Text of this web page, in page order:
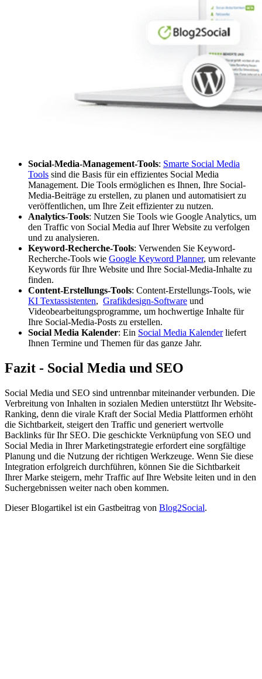
Social-Media-Management-Tools: Smarte Social Media
Tools sind die Basis für ein effizientes Social Media
Management. Die Tools ermöglichen es Ihnen, Ihre Social-
Media-Beiträge zu erstellen, zu planen und automatisiert zu
veröffentlichen, um Ihre Zeit effizienter zu nutzen.
Analytics-Tools: Nutzen Sie Tools wie Google Analytics, um
den Traffic von Social Media auf Ihrer Website zu verfolgen
und zu analysieren.
Keyword-Recherche-Tools: Verwenden Sie Keyword-
Recherche-Tools wie Google Keyword Planner, um relevante
Keywords für Ihre Website und Ihre Social-Media-Inhalte zu
finden.
Content-Erstellungs-Tools: Content-Erstellungs-Tools, wie
KI Textassistenten, Grafikdesign-Software und
Videobearbeitungsprogramme, um hochwertige Inhalte für
Ihre Social-Media-Posts zu erstellen.
Social Media Kalender: Ein Social Media Kalenderliefert
Ihnen Termine und Themen für das ganze Jahr.
Fazit - Social Media und SEO
Social Media und SEO sind untrennbar miteinander verbunden. Die
Verbreitung von Inhalten in sozialen Medien unterstützt Ihr Website-
Ranking, denn die virale Kraft der Social Media Plattformen erhöht
die Sichtbarkeit, steigert den Traffic und generiert wertvolle
Backlinks für Ihr SEO. Die geschickte Verknüpfung von SEO und
Social Media in Ihrer Marketingstrategie erfordert eine sorgfältige
Planung und die Nutzung der richtigen Werkzeuge. Wenn Sie diese
Integration erfolgreich durchführen, können Sie die Sichtbarkeit
Ihrer Marke steigern, mehr Traffic auf Ihre Website leiten und in den
Suchergebnissen weiter nach oben kommen.
Dieser Blogartikel ist ein Gastbeitrag von Blog2Social.